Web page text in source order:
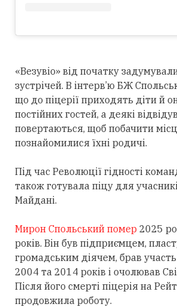
«Везувіо» від початку
зустрічей. В інтерв’ю БЖ
що до піцерії приходять діти й
постійних гостей, а деякі
повертаються, щоб побачити
познайомилися їхні родичі.
Під час Революції гідності
також готувала піцу для
Майдані.
Мирон Спольський помер 2025
років. Він був підприємцем,
громадським діячем, брав
2004 та 2014 років і очолював
Після його смерті піцерія на
продовжила роботу.